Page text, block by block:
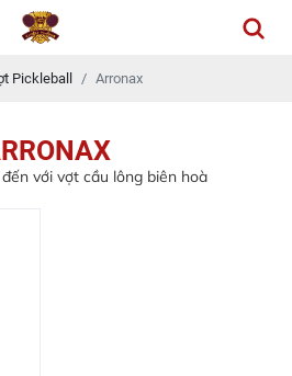
Pickleball Arronax
với vợt cầu lông biên hoà